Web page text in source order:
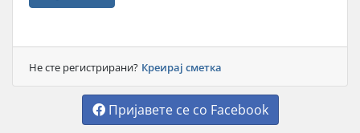
Не сте регистрирани? Креирај сметка
Пријавете се со Facebook